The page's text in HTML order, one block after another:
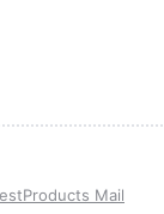
Mail